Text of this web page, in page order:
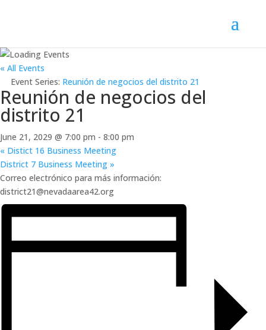
« All Events
Event Series: Reunión de negocios del distrito 21
Reunión de negocios del
distrito 21
June 21, 2029 @ 7:00 pm - 8:00 pm
« Distict 16 Business Meeting
District 7 Business Meeting »
Correo electrónico para más información:
district21@nevadaarea42.org